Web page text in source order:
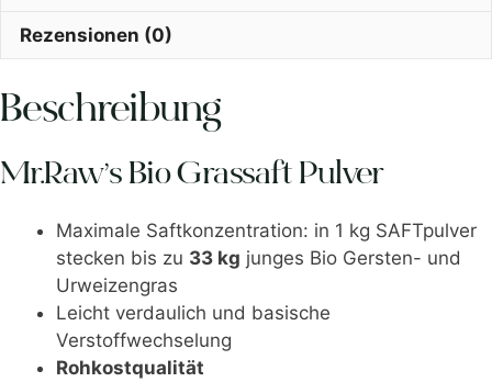
Rezensionen (0)
Beschreibung
Mr.Raw’s Bio Grassaft Pulver
Maximale Saftkonzentration: in 1 kg SAFTpulver
stecken bis zu 33 kg junges Bio Gersten- und
Urweizengras
Leicht verdaulich und basische
Verstoffwechselung
Rohkostqualität